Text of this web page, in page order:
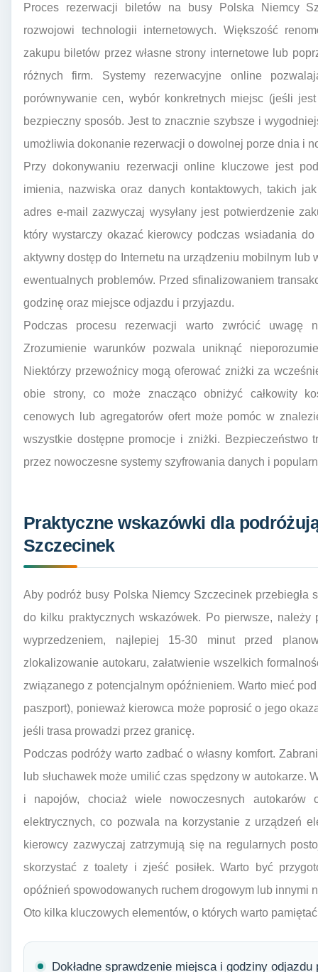
Proces rezerwacji biletów na busy Polska Niemcy
rozwojowi technologii internetowych. Większość
zakupu biletów przez własne strony internetowe lub
różnych firm. Systemy rezerwacyjne online
porównywanie cen, wybór konkretnych miejsc (jeśli
bezpieczny sposób. Jest to znacznie szybsze i
umożliwia dokonanie rezerwacji o dowolnej porze dnia i
Przy dokonywaniu rezerwacji online kluczowe jest
imienia, nazwiska oraz danych kontaktowych, takich
adres e-mail zazwyczaj wysyłany jest potwierdzenie
który wystarczy okazać kierowcy podczas wsiadania
aktywny dostęp do Internetu na urządzeniu mobilnym lub
ewentualnych problemów. Przed sfinalizowaniem
godzinę oraz miejsce odjazdu i przyjazdu.
Podczas procesu rezerwacji warto zwrócić uwagę
Zrozumienie warunków pozwala uniknąć
Niektórzy przewoźnicy mogą oferować zniżki za
obie strony, co może znacząco obniżyć całkowity
cenowych lub agregatorów ofert może pomóc w
wszystkie dostępne promocje i zniżki. Bezpieczeństwo
przez nowoczesne systemy szyfrowania danych i
Praktyczne wskazówki dla
Szczecinek
Aby podróż busy Polska Niemcy Szczecinek przebiegła
do kilku praktycznych wskazówek. Po pierwsze,
wyprzedzeniem, najlepiej 15-30 minut przed
zlokalizowanie autokaru, załatwienie wszelkich
związanego z potencjalnym opóźnieniem. Warto mieć
paszport), ponieważ kierowca może poprosić o jego
jeśli trasa prowadzi przez granicę.
Podczas podróży warto zadbać o własny komfort.
lub słuchawek może umilić czas spędzony w autokarze.
i napojów, chociaż wiele nowoczesnych
elektrycznych, co pozwala na korzystanie z urządzeń
kierowcy zazwyczaj zatrzymują się na regularnych
skorzystać z toalety i zjeść posiłek. Warto być
opóźnień spowodowanych ruchem drogowym lub innymi
Oto kilka kluczowych elementów, o których warto
Dokładne sprawdzenie miejsca i godziny